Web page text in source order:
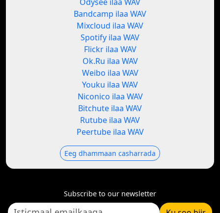
Bandcamp ilaa WAV
Mixcloud ilaa WAV
Spotify ilaa WAV
Flickr ilaa WAV
Ok.Ru ilaa WAV
Weibo ilaa WAV
Youku ilaa WAV
Niconico ilaa WAV
Bitchute ilaa WAV
Rutube ilaa WAV
Peertube ilaa WAV
Eeg dhammaan casharrada
Subscribe to our newsletter